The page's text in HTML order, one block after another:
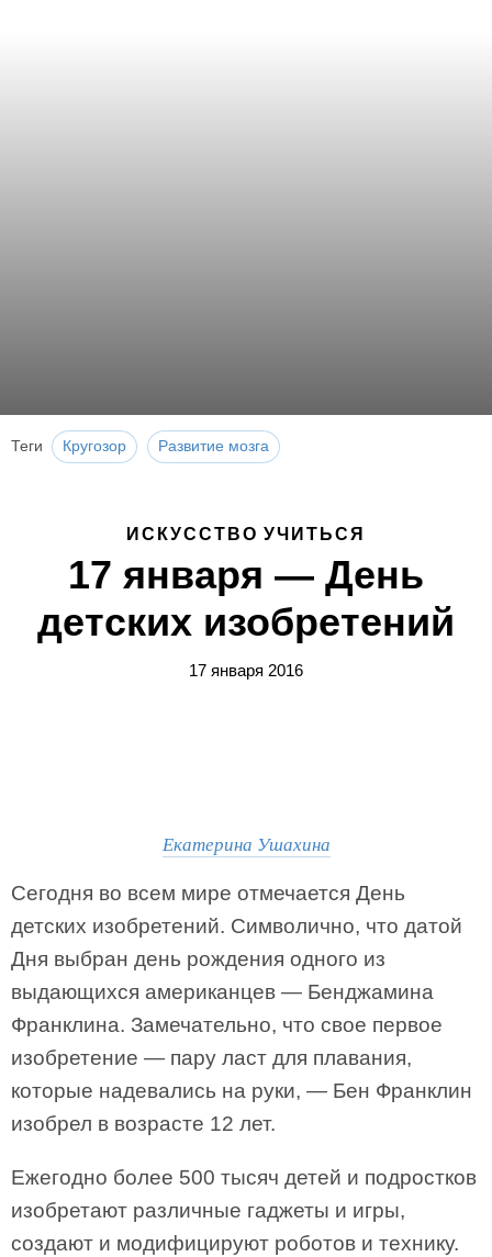
Теги Кругозор Развитие мозга
ИСКУССТВО УЧИТЬСЯ
17 января — День
детских изобретений
17 января 2016
Екатерина Ушахина
Сегодня во всем мире отмечается День
детских изобретений. Символично, что датой
Дня выбран день рождения одного из
выдающихся американцев — Бенджамина
Франклина. Замечательно, что свое первое
изобретение — пару ласт для плавания,
которые надевались на руки, — Бен Франклин
изобрел в возрасте 12 лет.
Ежегодно более 500 тысяч детей и подростков
изобретают различные гаджеты и игры,
создают и модифицируют роботов и технику.